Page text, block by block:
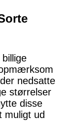
nedsatte
størrelser
disse
muligt ud